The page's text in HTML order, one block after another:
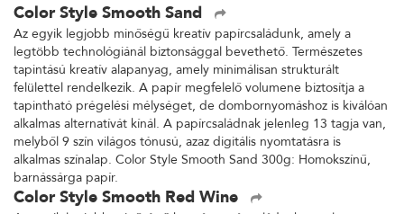
Color Style Smooth Sand
Az egyik legjobb minőségű kreatív papírcsaládunk, amely a
legtöbb technológiánál biztonsággal bevethető. Természetes
tapintású kreatív alapanyag, amely minimálisan strukturált
felülettel rendelkezik. A papír megfelelő volumene biztosítja a
tapintható prégelési mélységet, de dombornyomáshoz is kiválóan
alkalmas alternatívát kínál. A papírcsaládnak jelenleg 13 tagja van,
melyből 9 szín világos tónusú, azaz digitális nyomtatásra is
alkalmas színalap. Color Style Smooth Sand 300g: Homokszínű,
barnássárga papír.
Color Style Smooth Red Wine